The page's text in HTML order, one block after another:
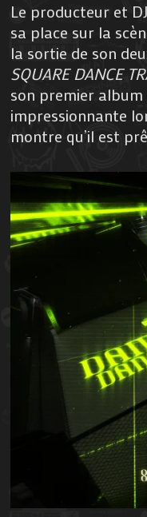
Le producteur et DJ
sa place sur la
la sortie de son
SQUARE DANCE
son premier
impressionnante
montre qu’il est